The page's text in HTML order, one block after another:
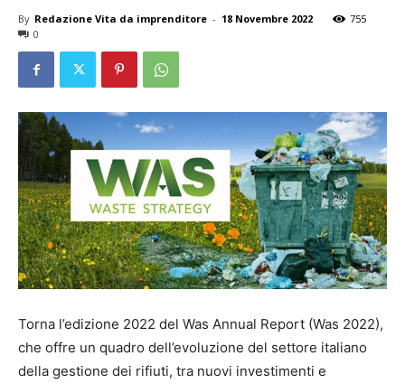
By Redazione Vita da imprenditore - 18 Novembre 2022
755
0
Torna l’edizione 2022 del Was Annual Report (Was 2022),
che offre un quadro dell’evoluzione del settore italiano
della gestione dei rifiuti, tra nuovi investimenti e